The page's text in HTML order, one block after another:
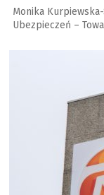
Monika Kurpiewska-
Ubezpieczeń –